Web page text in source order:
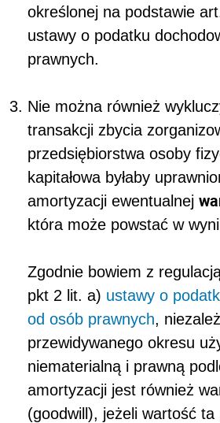
określonej na podstawie
ustawy o podatku
prawnych.
Nie można również
transakcji zbycia
przedsiębiorstwa osoby
kapitałowa byłaby
amortyzacji ewentualnej
która może powstać w
Zgodnie bowiem z
pkt 2 lit. a) ustawy o
od osób prawnych,
przewidywanego okresu
niematerialną i prawną
amortyzacji jest również
(goodwill), jeżeli wartość ta